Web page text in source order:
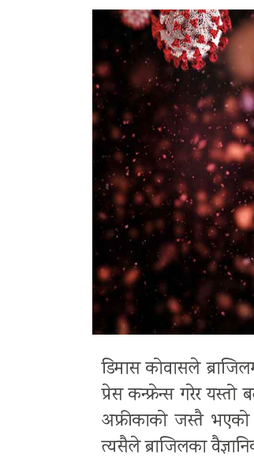
डिमास कोवासले
प्रेस कन्फ्रेन्स गरेर यस्तो
अफ्रीकाको जस्तै भएको
त्यसैले ब्राजिलका